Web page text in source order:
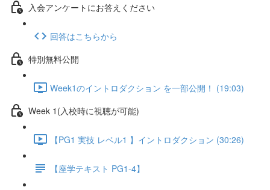
入会アンケートにお答えください
回答はこちらから
特別無料公開
Week1のイントロダクション を一部公開！ (19:03)
Week 1(入校時に視聴が可能)
【PG1 実技 レベル1 】イントロダクション (30:26)
【座学テキスト PG1-4】